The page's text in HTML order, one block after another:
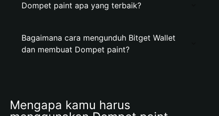
Dompet paint apa yang terbaik?
Bagaimana cara mengunduh Bitget Wallet
dan membuat Dompet paint?
Mengapa kamu harus